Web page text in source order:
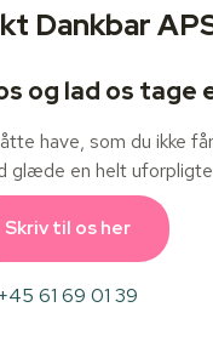
Dankbar
og lad os
have, som du ikke
glæde en helt
Skriv til os her
+45 61 69 01 39